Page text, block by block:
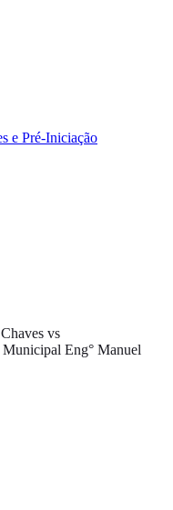
e Pré-Iniciação
vs
Municipal Eng° Manuel